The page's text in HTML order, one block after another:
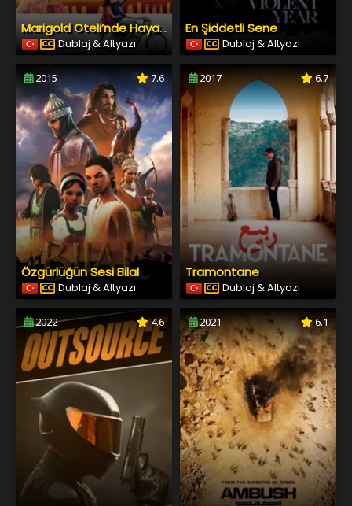
Marigold Oteli’nde Hayatımın Tatili
Dublaj & Altyazı
En Şiddetli Sene
Dublaj & Altyazı
2015 7.6
Özgürlüğün Sesi Bilal
Dublaj & Altyazı
2017 6.7
Tramontane
Dublaj & Altyazı
2022 4.6 2021 6.1